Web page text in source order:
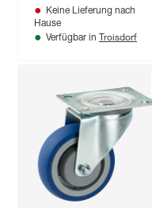
Keine Lieferung nach
Hause
Verfügbar in Troisdorf